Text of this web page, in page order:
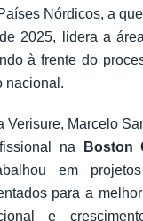
Nórdicos, a
2025, lidera a
à frente do
nacional.
Verisure, Marcelo
na
Boston
em
para a
e